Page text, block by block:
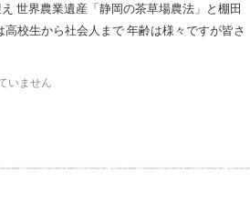
世界農業遺産「静岡の茶草場農法」と棚田
校生から社会人まで 年齢は様々ですが皆さ
いません